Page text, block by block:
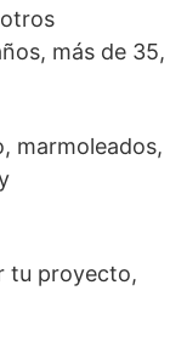
más de 35,
marmoleados,
tu proyecto,